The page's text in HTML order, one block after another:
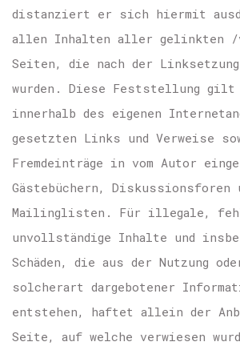
distanziert er sich hiermit
allen Inhalten aller gelinkten /
Seiten, die nach der
wurden. Diese Feststellung
innerhalb des eigenen
gesetzten Links und Verweise
Fremdeinträge in vom Autor
Gästebüchern, Diskussionsforen
Mailinglisten. Für illegale,
unvollständige Inhalte und
Schäden, die aus der Nutzung
solcherart dargebotener
entstehen, haftet allein der
Seite, auf welche verwiesen